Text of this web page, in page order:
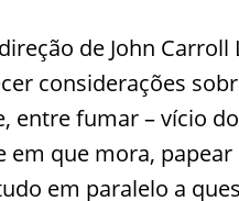
de John
considerações
entre fumar – vício
em que mora,
em paralelo a